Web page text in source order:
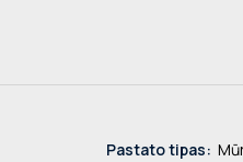
Pastato tipas: